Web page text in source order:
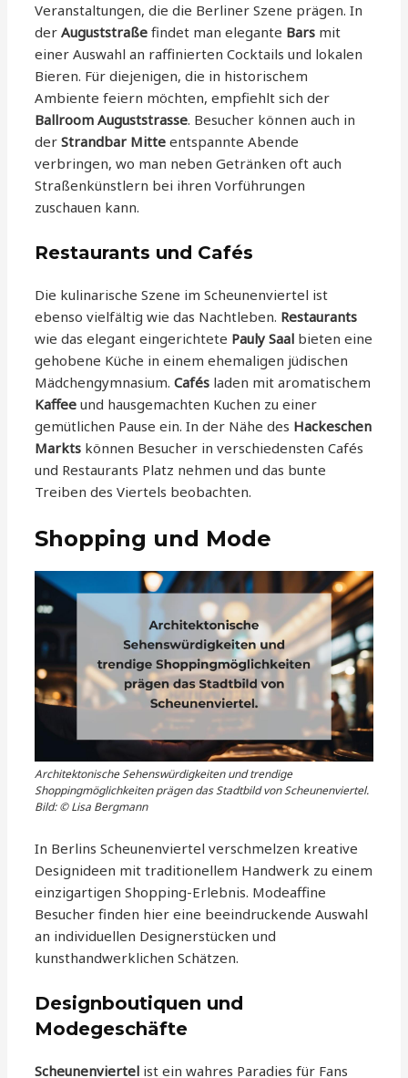
Veranstaltungen, die die Berliner Szene prägen. In
derAuguststraße findet man elegante Bars mit
einer Auswahl an raffinierten Cocktails und lokalen
Bieren. Für diejenigen, die in historischem
Ambiente feiern möchten, empfiehlt sich der
Ballroom Auguststrasse. Besucher können auch in
derStrandbar Mitte entspannte Abende
verbringen, wo man neben Getränken oft auch
Straßenkünstlern bei ihren Vorführungen
zuschauen kann.
Restaurants und Cafés
Die kulinarische Szene im Scheunenviertel ist
ebenso vielfältig wie das Nachtleben. Restaurants
wie das elegant eingerichtete Pauly Saal bieten eine
gehobene Küche in einem ehemaligen jüdischen
Mädchengymnasium.Cafés laden mit aromatischem
Kaffee und hausgemachten Kuchen zu einer
gemütlichen Pause ein. In der Nähe des Hackeschen
Markts können Besucher in verschiedensten Cafés
und Restaurants Platz nehmen und das bunte
Treiben des Viertels beobachten.
Shopping und Mode
Architektonische Sehenswürdigkeiten und trendige
Shoppingmöglichkeiten prägen das Stadtbild von Scheunenviertel.
Bild: © Lisa Bergmann
In Berlins Scheunenviertel verschmelzen kreative
Designideen mit traditionellem Handwerk zu einem
einzigartigen Shopping-Erlebnis. Modeaffine
Besucher finden hier eine beeindruckende Auswahl
an individuellen Designerstücken und
kunsthandwerklichen Schätzen.
Designboutiquen und
Modegeschäfte
Scheunenviertel ist ein wahres Paradies für Fans